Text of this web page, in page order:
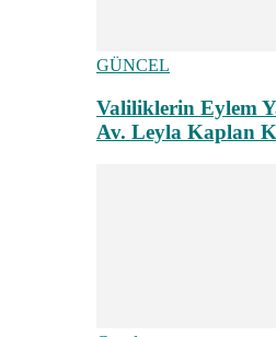
GÜNCEL
Valiliklerin Eylem
Av. Leyla Kaplan